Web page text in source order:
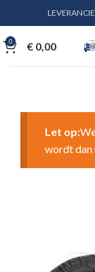
0 € 0,00
Let op:
wordt dan